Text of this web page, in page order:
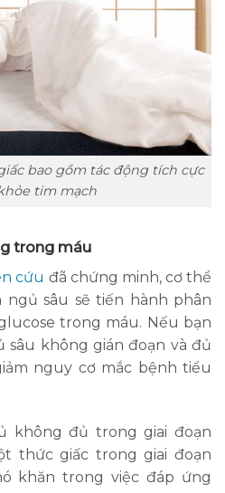
bao gồm tác động tích cực
tim mạch
trong máu
cứu đã chứng minh, cơ thể
ngủ sâu sẽ tiến hành phân
trong máu. Nếu bạn
không gián đoạn và đủ
nguy cơ mắc bệnh tiểu
không đủ trong giai đoạn
thức giấc trong giai đoạn
khăn trong việc đáp ứng